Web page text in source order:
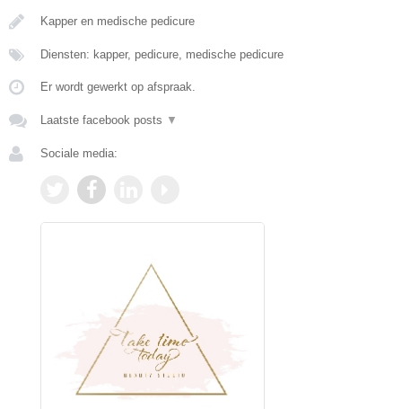
Kapper en medische pedicure
Diensten: kapper, pedicure, medische pedicure
Er wordt gewerkt op afspraak.
Laatste facebook posts ▼
Sociale media: